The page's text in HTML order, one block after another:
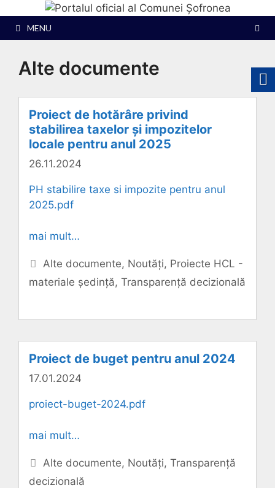
conținut
MENU
Alte documente
Proiect de hotărâre privind
stabilirea taxelor și impozitelor
locale pentru anul 2025
26.11.2024
PH stabilire taxe si impozite pentru anul
2025.pdf
mai mult…
Categorii
Alte documente, Noutăți, Proiecte HCL -
materiale ședință, Transparență decizională
Proiect de buget pentru anul 2024
17.01.2024
proiect-buget-2024.pdf
mai mult…
Categorii
Alte documente, Noutăți,Transparență
decizională